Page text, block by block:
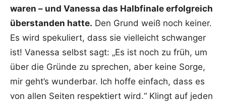
waren – und Vanessa das Halbfinale erfolgreich
überstanden hatte. Den Grund weiß noch keiner.
Es wird spekuliert, dass sie vielleicht schwanger
ist! Vanessa selbst sagt: „Es ist noch zu früh, um
über die Gründe zu sprechen, aber keine Sorge,
mir geht’s wunderbar. Ich hoffe einfach, dass es
von allen Seiten respektiert wird.“ Klingt auf jeden